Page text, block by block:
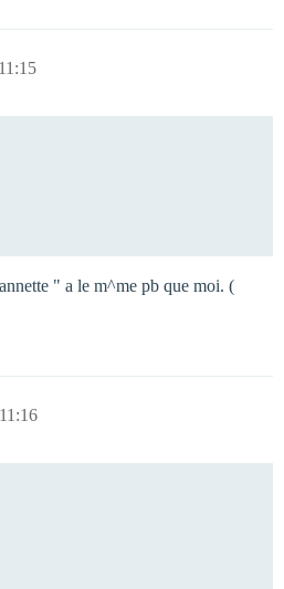
" a le m^me pb que moi. (